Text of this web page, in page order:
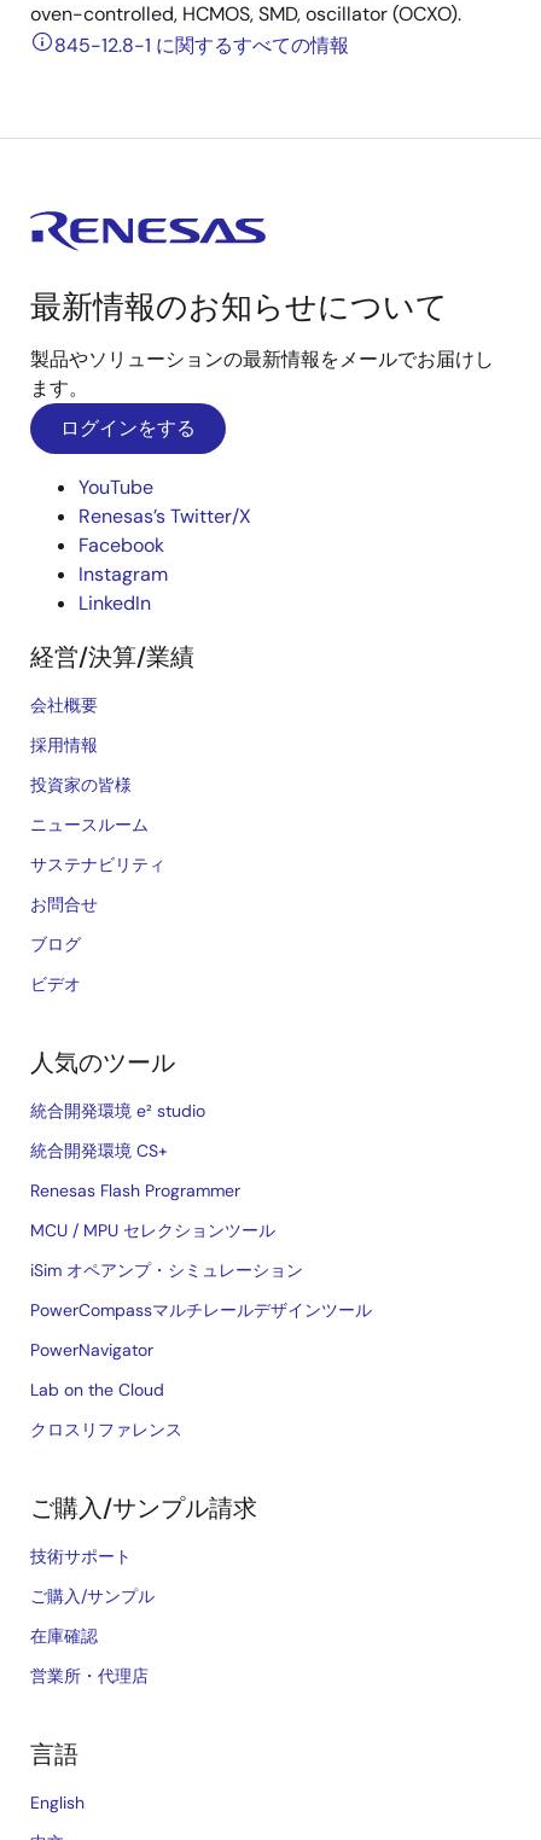
oven-controlled, HCMOS, SMD, oscillator (OCXO).
845-12.8-1 に関するすべての情報
最新情報のお知らせについて
製品やソリューションの最新情報をメールでお届けし
ます。
ログインをする
YouTube
Renesas’s Twitter/X
Facebook
Instagram
LinkedIn
経営/決算/業績
会社概要
採用情報
投資家の皆様
ニュースルーム
サステナビリティ
お問合せ
ブログ
ビデオ
人気のツール
統合開発環境 e² studio
統合開発環境 CS+
Renesas Flash Programmer
MCU / MPU セレクションツール
iSim オペアンプ・シミュレーション
PowerCompassマルチレールデザインツール
PowerNavigator
Lab on the Cloud
クロスリファレンス
ご購入/サンプル請求
技術サポート
ご購入/サンプル
在庫確認
営業所・代理店
言語
English